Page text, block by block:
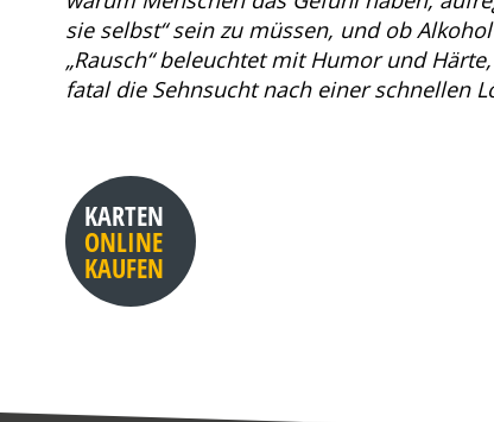
sie selbst“ sein zu müssen, und ob
„Rausch“ beleuchtet mit Humor und
fatal die Sehnsucht nach einer schnellen
KARTEN
ONLINE
KAUFEN